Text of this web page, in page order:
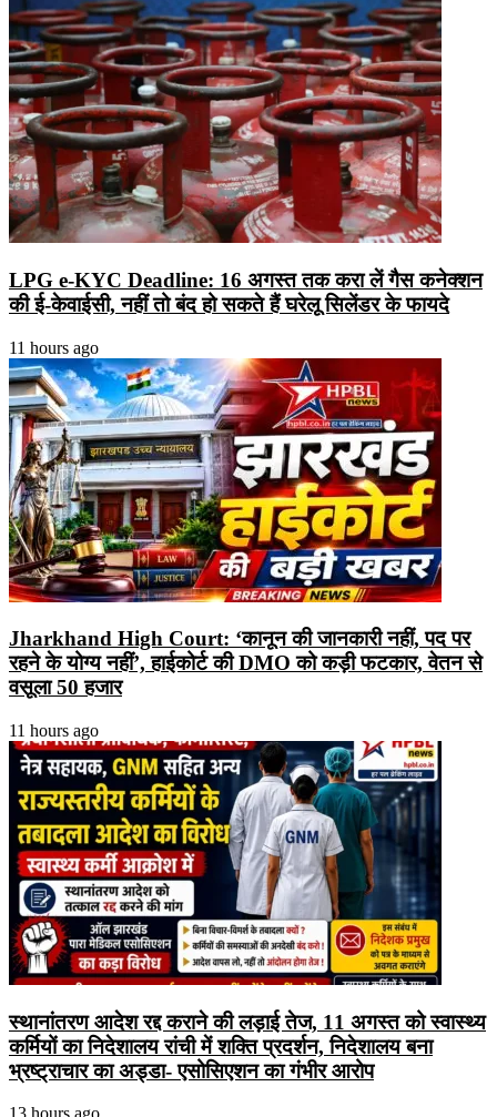
LPG e-KYC Deadline: 16 अगस्त तक करा लें गैस कनेक्शन
की ई-केवाईसी, नहीं तो बंद हो सकते हैं घरेलू सिलेंडर के फायदे
11 hours ago
Jharkhand High Court: ‘कानून की जानकारी नहीं, पद पर
रहने के योग्य नहीं’, हाईकोर्ट की DMO को कड़ी फटकार, वेतन से
वसूला 50 हजार
11 hours ago
स्थानांतरण आदेश रद्द कराने की लड़ाई तेज, 11 अगस्त को स्वास्थ्य
कर्मियों का निदेशालय रांची में शक्ति प्रदर्शन, निदेशालय बना
भ्रष्ट्राचार का अड्डा- एसोसिएशन का गंभीर आरोप